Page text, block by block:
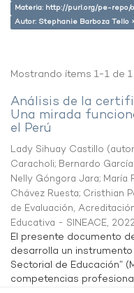
Materia: http://purl.org/pe-repo/
Autor: Stephanie Barboza Tello
Mostrando ítems 1-1 de 1
Análisis de la
Una mirada
el Perú
Lady Sihuay Castillo
Caracholi; Bernardo
Nelly Góngora Jara; María
Chávez Ruesta; Cristhian
de Evaluación,
Educativa - SINEACE,
El presente documento
desarrolla un
Sectorial de Educación”
competencias